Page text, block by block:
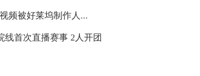
频被好莱坞制作人...
线首次直播赛事 2人开团